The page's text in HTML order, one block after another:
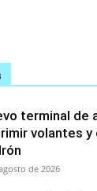
terminal de
volantes
de 2026